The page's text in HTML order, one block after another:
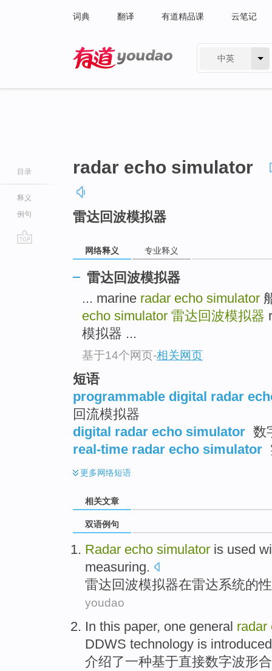
词典 翻译 有道精品课 云笔记
中英
目录
释义
例句
radar echo simulator
雷达回波模拟器
网络释义 专业释义
雷达回波模拟器
... marine radar echo simulator
echo simulator 雷达回波模拟器
模拟器 ...
基于14个网页-相关网页
短语
programmable digital radar
回流模拟器
digital radar echo simulator 数
real-time radar echo simulator
更多网络短语
相关文章
双语例句
Radar echo simulator is used
measuring.
雷达回波模拟器在雷达系统的
youdao
In this paper, one general radar
DDWS technology is introduced
介绍了一种基于直接数字波形